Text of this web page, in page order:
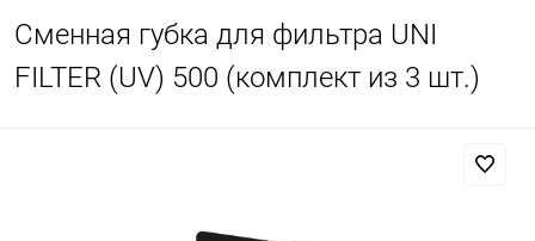
Сменная губка для фильтра UNI
FILTER (UV) 500 (комплект из 3 шт.)